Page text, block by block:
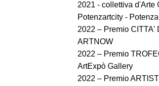
2021 - collettiva d'Arte
Potenzartcity - Potenza
2022 – Premio CITTA'
ARTNOW
2022 – Premio
ArtExpò Gallery
2022 – Premio